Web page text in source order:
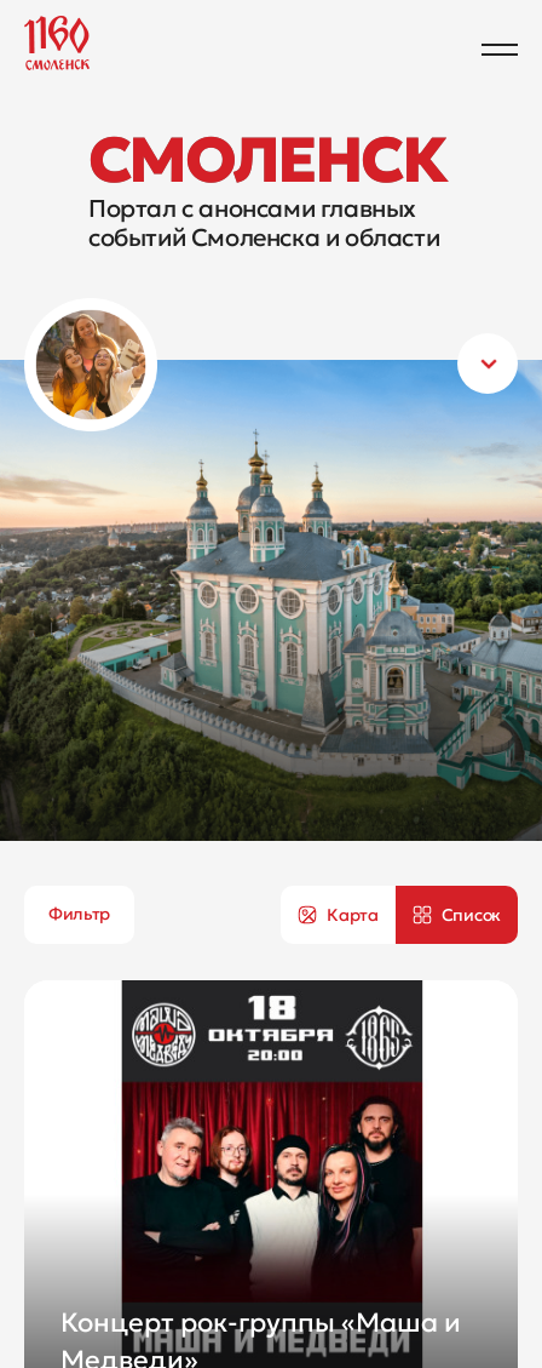
Портал с анонсами главных
событий Смоленска и области
СМОЛЕНСК
Фильтр Карта Список
Концерт рок-группы «Маша и
Медведи»